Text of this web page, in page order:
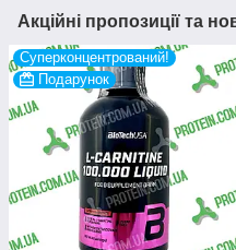
Акційні пропозиції та
Суперконцентрований!
Подарунок